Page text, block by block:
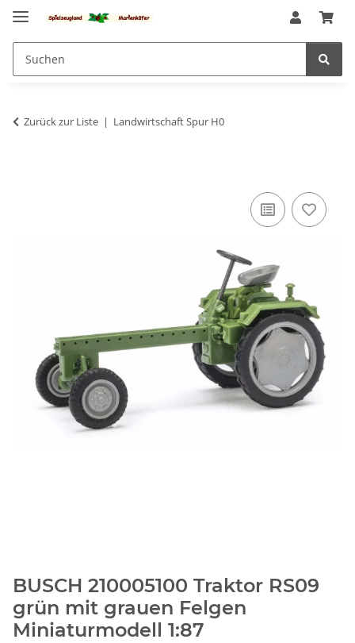
Zurück zur Liste Landwirtschaft Spur H0
BUSCH 210005100 Traktor RS09
grün mit grauen Felgen
Miniaturmodell 1:87